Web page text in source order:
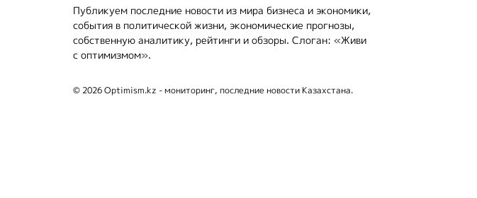
Публикуем последние новости из мира бизнеса и экономики,
события в политической жизни, экономические прогнозы,
собственную аналитику, рейтинги и обзоры. Слоган: «Живи
с оптимизмом».
© 2026 Optimism.kz - мониторинг, последние новости Казахстана.